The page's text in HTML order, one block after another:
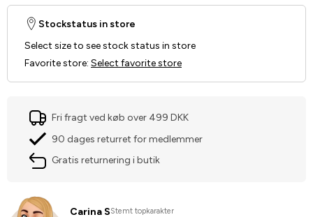
Stockstatus in store
Select size to see stock status in store
Favorite store: Select favorite store
Fri fragt ved køb over 499 DKK
90 dages returret for medlemmer
Gratis returnering i butik
Carina SStemt topkarakter